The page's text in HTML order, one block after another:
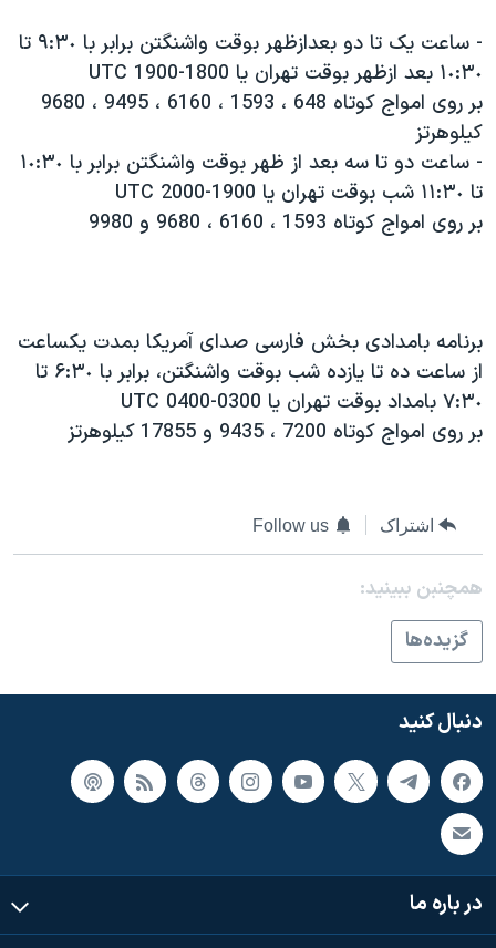
- ساعت يک تا دو بعدازظهر بوقت واشنگتن برابر با ٩:٣٠ تا
١٠:٣٠ بعد ازظهر بوقت تهران يا 1800-1900 UTC
بر روی امواج کوتاه 648 ، 1593 ، 6160 ، 9495 ، 9680
کيلوهرتز
- ساعت دو تا سه بعد از ظهر بوقت واشنگتن برابر با ١٠:٣٠
تا ١١:٣٠ شب بوقت تهران يا 1900-2000 UTC
بر روی امواج کوتاه 1593 ، 6160 ، 9680 و 9980
برنامه بامدادی بخش فارسی صدای آمريکا بمدت يکساعت
از ساعت ده تا يازده شب بوقت واشنگتن، برابر با ۶:٣٠ تا
٧:٣٠ بامداد بوقت تهران يا 0300-0400 UTC
بر روی امواج کوتاه 7200 ، 9435 و 17855 کيلوهرتز
اشتراک Follow us
همچنبن ببینید:
گزيده‌ها
دنبال کنید
در باره ما